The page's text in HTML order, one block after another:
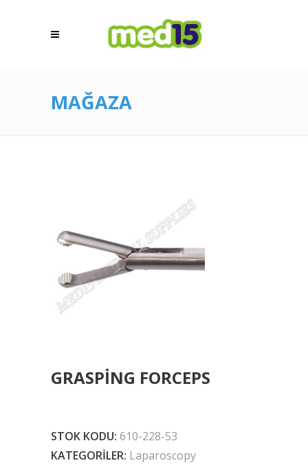
MAĞAZA
GRASPING FORCEPS
STOK KODU: 610-228-53
KATEGORILER: Laparoscopy